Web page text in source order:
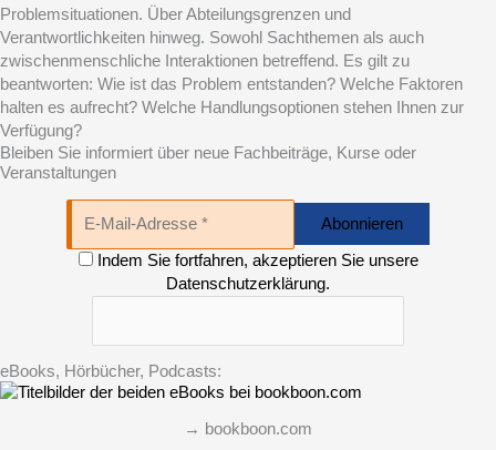
Problemsituationen. Über Abteilungsgrenzen und
Verantwortlichkeiten hinweg. Sowohl Sachthemen als auch
zwischenmenschliche Interaktionen betreffend. Es gilt zu
beantworten: Wie ist das Problem entstanden? Welche Faktoren
halten es aufrecht? Welche Handlungsoptionen stehen Ihnen zur
Verfügung?
Bleiben Sie informiert über neue Fachbeiträge, Kurse oder
Veranstaltungen
Indem Sie fortfahren, akzeptieren Sie unsere
Datenschutzerklärung.
eBooks, Hörbücher, Podcasts:
→ bookboon.com